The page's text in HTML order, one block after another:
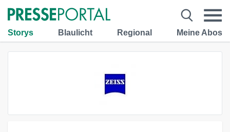
Storys Blaulicht Regional Meine Abos